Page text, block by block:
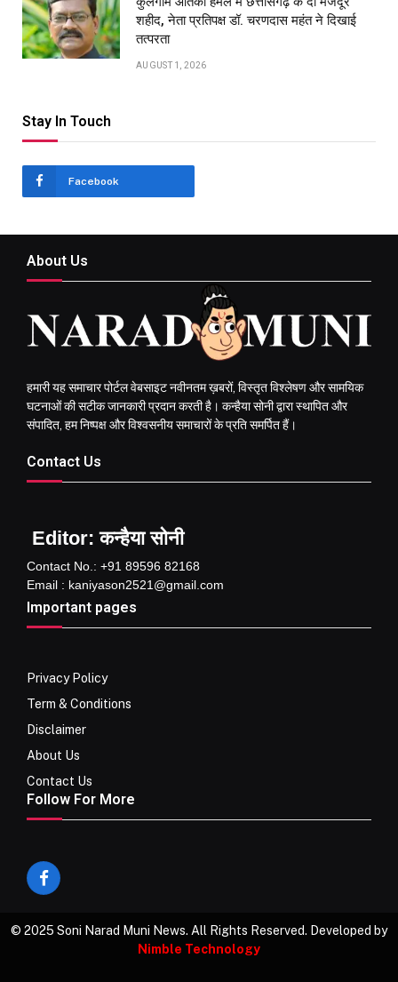
शहीद, नेता प्रतिपक्ष डॉ. चरणदास महंत ने दिखाई
तत्परता
AUGUST 1, 2026
Stay In Touch
Facebook
About Us
हमारी यह समाचार पोर्टल वेबसाइट नवीनतम ख़बरों, विस्तृत विश्लेषण और सामयिक
घटनाओं की सटीक जानकारी प्रदान करती है। कन्हैया सोनी द्वारा स्थापित और
संपादित, हम निष्पक्ष और विश्वसनीय समाचारों के प्रति समर्पित हैं।
Contact Us
Editor: कन्हैया सोनी
Contact No.: +91 89596 82168
Email : kaniyason2521@gmail.com
Important pages
Privacy Policy
Term & Conditions
Disclaimer
About Us
Contact Us
Follow For More
Facebook
© 2025 Soni Narad Muni News. All Rights Reserved. Developed by
Nimble Technology